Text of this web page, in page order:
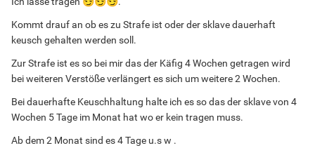
Kommt drauf an ob es zu Strafe ist oder der sklave dauerhaft
keusch gehalten werden soll.
Zur Strafe ist es so bei mir das der Käfig 4 Wochen getragen wird
bei weiteren Verstöße verlängert es sich um weitere 2 Wochen.
Bei dauerhafte Keuschhaltung halte ich es so das der sklave von 4
Wochen 5 Tage im Monat hat wo er kein tragen muss.
Ab dem 2 Monat sind es 4 Tage u.s w .